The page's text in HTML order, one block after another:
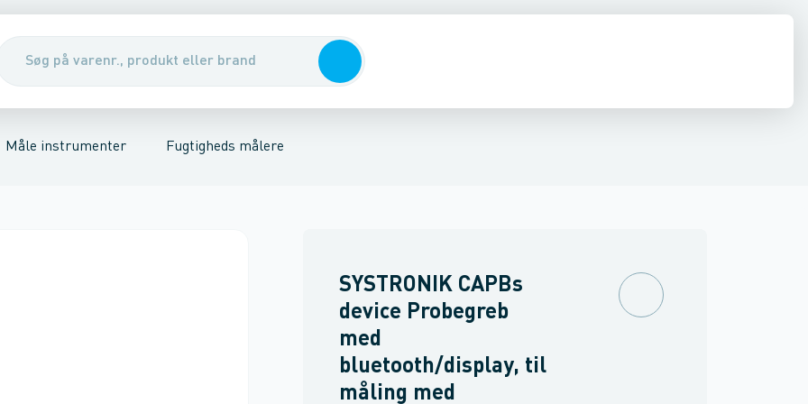
Bor & mejslerKlinger & skiverElartiklerLygter & lamper
Måle instrumenter Fugtigheds målere
GlykoltestGasdetektorerRør- & Vægsøgere
SYSTRONIK CAPBs
device Probegreb
med
bluetooth/display, til
måling med